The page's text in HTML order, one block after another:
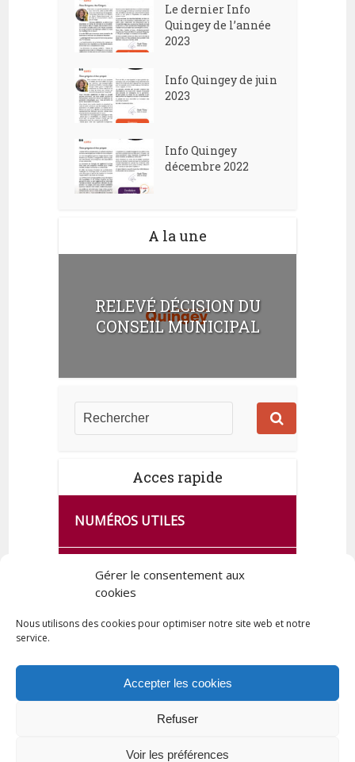
Gérer le consentement aux
cookies
Nous utilisons des cookies pour optimiser notre site web et notre
service.
Accepter les cookies
Refuser
Voir les préférences
Le dernier Info
Quingey de l’année
2023
Info Quingey de juin
2023
Info Quingey
décembre 2022
A la une
RELEVÉ DÉCISION DU
CONSEIL MUNICIPAL
Acces rapide
NUMÉROS UTILES
CA SE PASSE À FRANCE SERVICES
DE QUINGEY
Tous droits réservés © 2023 Commune de Quingey / Création -